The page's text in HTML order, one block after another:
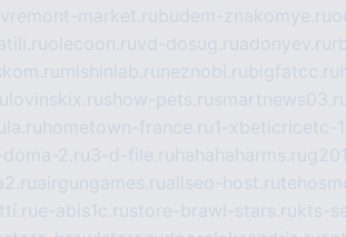
market.rubudem-znakomye.ru
olecoon.ruvd-dosug.ruadonyev.ru
mishinlab.ru neznobi.rubigfatcc.ru
lovinskix.rushow-pets.ru
hometown-france.ru1-xbeticricetc-
2.ru3-d-file.ru hahahaharms.ru
airgungames.ruallseo-host.ru
e-abis1c.rustore-brawl-stars.rukts-